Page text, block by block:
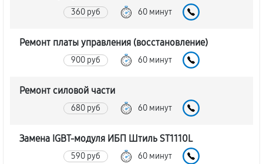
360 руб 60 минут
Ремонт платы управления (восстановление)
900 руб 60 минут
Ремонт силовой части
680 руб 60 минут
Замена IGBT-модуля ИБП Штиль ST1110L
590 руб 60 минут